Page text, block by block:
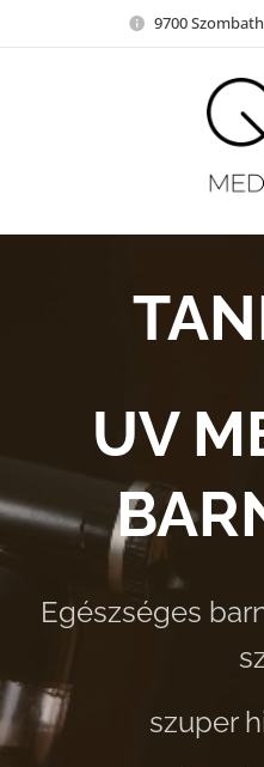
9700
UV
Egészséges
szuper